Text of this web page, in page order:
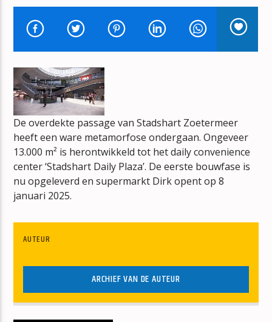
HUIDIG NUMMER
NIEUWE ALARMDISK
DE NED TOP 40
mz-radio
De overdekte passage van Stadshart Zoetermeer
heeft een ware metamorfose ondergaan. Ongeveer
13.000 m² is herontwikkeld tot het daily convenience
center ‘Stadshart Daily Plaza’. De eerste bouwfase is
nu opgeleverd en supermarkt Dirk opent op 8
januari 2025.
AUTEUR
ARCHIEF VAN DE AUTEUR